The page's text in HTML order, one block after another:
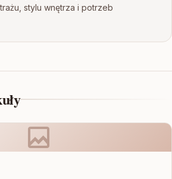
stylu wnętrza i potrzeb